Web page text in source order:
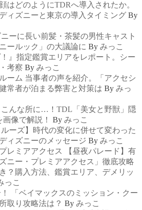
はどのようにTDRへ導入されたか。
ィズニーと東京の導入タイミング By
ニーに長い前髪・茶髪の男性キャスト
ールック」の大議論に By みっこ
』指定鑑賞エリアをレポート。シー
考察 By みっこ
当事者の声を紹介。「アクセシ
常者が泊まる弊害と対策は By みっ
こんな所に…！TDL「美女と野獣」隠
像で解説！
By みっこ
ルーズ】時代の変化に併せて変わった
ィズニーのメッセージ By みっこ
【昼夜パレード】有
ニー・プレミアアクセス」徹底攻略
？購入方法、鑑賞エリア、デメリッ
っこ
「ベイマックスのミッション・クー
取り攻略法は？ By みっこ